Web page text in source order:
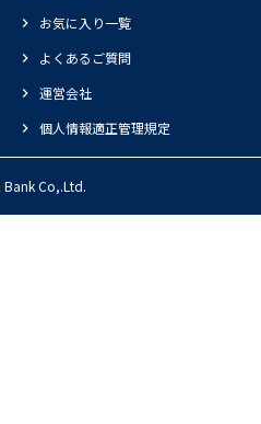
お気に入り一覧
よくあるご質問
運営会社
個人情報適正管理規定
Co,.Ltd.